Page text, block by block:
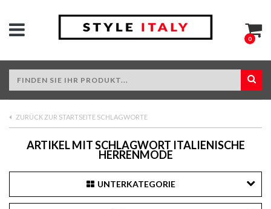
0
ZURÜCK ZUR STARTSEITE SCHLAGWORTE
ARTIKEL MIT SCHLAGWORT ITALIENISCHE
HERRENMODE
UNTERKATEGORIE